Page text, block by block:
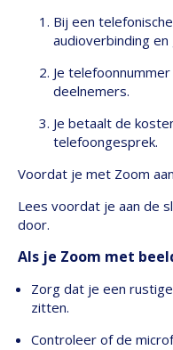
Bij een
audioverbinding en
Je
deelnemers.
Je betaalt de
telefoongesprek.
Voordat je met Zoom
Lees voordat je aan de
door.
Als je Zoom met
Zorg dat je een
zitten.
Controleer of de